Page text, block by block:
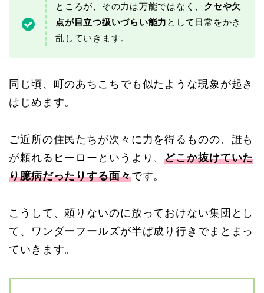
ところが、その力は万能ではなく、 クセや欠
点が目立つ扱いづらい能力 として日常をかき
乱していきます。
同じ頃、町のあちこちでも似たような現象が起き
はじめます。
ご近所の住民たちが次々に力を得るものの、誰も
が頼れるヒーローというより、どこか抜けていた
り臆病だったりする面々です。
こうして、頼りないのに放っておけない集団とし
て、ワンダーフールズが半ば成り行きでまとまっ
ていきます。